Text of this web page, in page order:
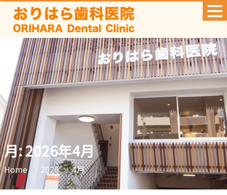
Skip
content
月:2026年4月
Home 2026 4月